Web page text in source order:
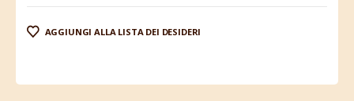
AGGIUNGI ALLA LISTA DEI DESIDERI